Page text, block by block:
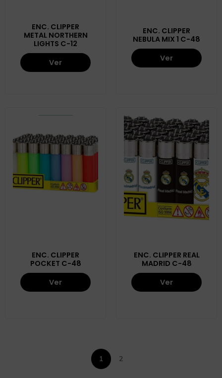
ENC. CLIPPER
METAL NORTHERN
LIGHTS C-12
Ver
ENC. CLIPPER
NEBULA MIX 1 C-48
Ver
ENC. CLIPPER
POCKET C-48
Ver
ENC. CLIPPER REAL
MADRID C-48
Ver
1 2